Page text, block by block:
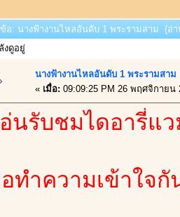
อ: นางฟ้างานไหลอันดับ 1 พระรามสาม (อ่า
งดูอยู่
นางฟ้างานไหลอันดับ 1 พระรามสาม
« เมื่อ: 09:09:25 PM 26 พฤศจิกายน
นรับชมไดอารี่แ
ทำความเข้าใจกั